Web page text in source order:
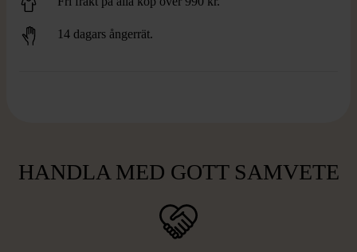
14 dagars ångerrät.
HANDLA MED GOTT SAMVETE